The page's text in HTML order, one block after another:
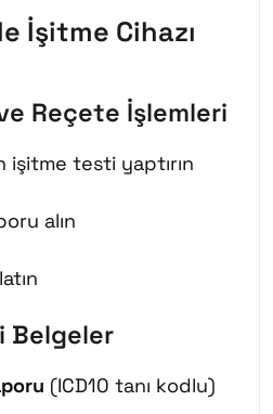
İşitme Cihazı
Reçete İşlemleri
işitme testi yaptırın
alın
Belgeler
(ICD10 tanı kodlu)